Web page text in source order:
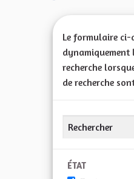
Le formulaire
dynamiquement
recherche
de recherche
ÉTAT